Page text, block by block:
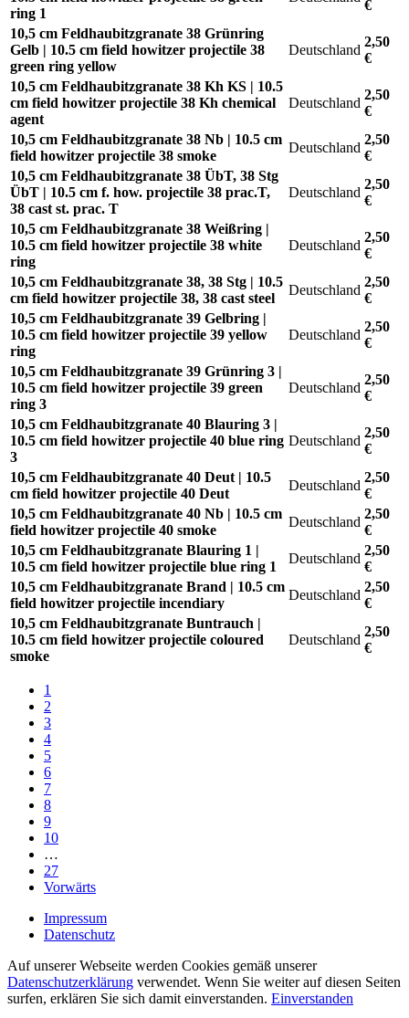
ring 1
€
10,5 cm Feldhaubitzgranate 38 Grünring
Gelb | 10.5 cm field howitzer projectile 38
green ring yellow
Deutschland
2,50
€
10,5 cm Feldhaubitzgranate 38 Kh KS | 10.5
cm field howitzer projectile 38 Kh chemical
agent
Deutschland
2,50
€
10,5 cm Feldhaubitzgranate 38 Nb | 10.5 cm
field howitzer projectile 38 smoke
Deutschland
2,50
€
10,5 cm Feldhaubitzgranate 38 ÜbT, 38 Stg
ÜbT | 10.5 cm f. how. projectile 38 prac.T,
38 cast st. prac. T
Deutschland
2,50
€
10,5 cm Feldhaubitzgranate 38 Weißring |
10.5 cm field howitzer projectile 38 white
ring
Deutschland
2,50
€
10,5 cm Feldhaubitzgranate 38, 38 Stg | 10.5
cm field howitzer projectile 38, 38 cast steel
Deutschland
2,50
€
10,5 cm Feldhaubitzgranate 39 Gelbring |
10.5 cm field howitzer projectile 39 yellow
ring
Deutschland
2,50
€
10,5 cm Feldhaubitzgranate 39 Grünring 3 |
10.5 cm field howitzer projectile 39 green
ring 3
Deutschland
2,50
€
10,5 cm Feldhaubitzgranate 40 Blauring 3 |
10.5 cm field howitzer projectile 40 blue ring
3
Deutschland
2,50
€
10,5 cm Feldhaubitzgranate 40 Deut | 10.5
cm field howitzer projectile 40 Deut
Deutschland
2,50
€
10,5 cm Feldhaubitzgranate 40 Nb | 10.5 cm
field howitzer projectile 40 smoke
Deutschland
2,50
€
10,5 cm Feldhaubitzgranate Blauring 1 |
10.5 cm field howitzer projectile blue ring 1
Deutschland
2,50
€
10,5 cm Feldhaubitzgranate Brand | 10.5 cm
field howitzer projectile incendiary
Deutschland
2,50
€
10,5 cm Feldhaubitzgranate Buntrauch |
10.5 cm field howitzer projectile coloured
smoke
Deutschland
2,50
€
1
2
3
4
5
6
7
8
9
10
…
27
Vorwärts
Impressum
Datenschutz
Auf unserer Webseite werden Cookies gemäß unserer
Datenschutzerklärung verwendet. Wenn Sie weiter auf diesen Seiten
surfen, erklären Sie sich damit einverstanden. Einverstanden